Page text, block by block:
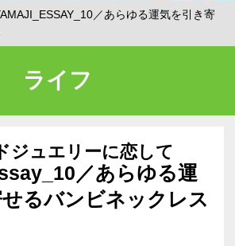
／あらゆる運気を引き寄
ライフ
ジュエリーに恋して
／あらゆる運
るバンビネックレス